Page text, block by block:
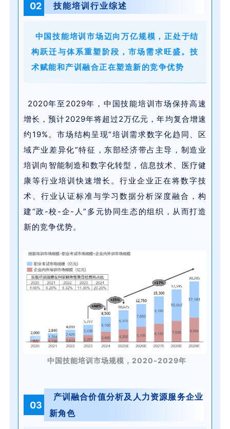
02 技能培训行业综述
中国技能培训市场迈向万亿规模，正处于结
构跃迁与体系重塑阶段，市场需求旺盛。技
术赋能和产训融合正在塑造新的竞争优势
2020年至2029年，中国技能培训市场保持高速
增长，预计2029年将超过2万亿元，年均复合增速
约19%。市场结构呈现“培训需求数字化趋同、区
域产业差异化”特征，东部经济带占主导，制造业
培训向智能制造和数字化转型，信息技术、医疗健
康等行业培训快速增长。行业企业正在将数字技
术、行业认证标准与学习数据分析深度融合，构
建“政-校-企-人”多元协同生态的组织，从而打造
新的竞争优势。
中国技能培训市场规模，2020-2029年
03
产训融合价值分析及人力资源服务企业
新角色